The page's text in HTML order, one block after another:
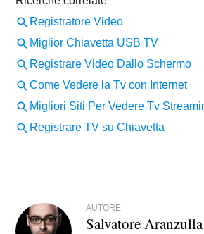
AUTORE
Salvatore Aranzulla